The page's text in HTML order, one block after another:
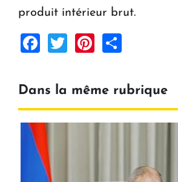
produit intérieur brut.
Facebook
TwitterPinterest
Dans la même rubrique